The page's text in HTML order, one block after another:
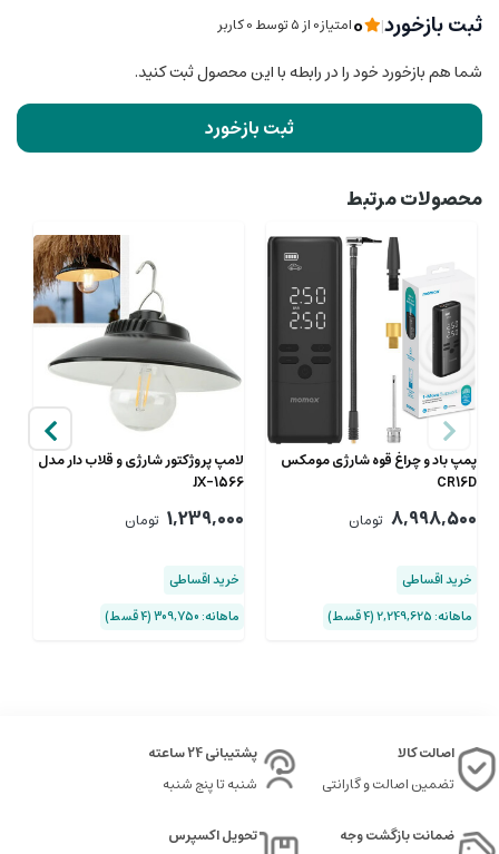
ثبت بازخورد|
0امتیاز0 از ۵ توسط 0 کاربر
شما هم بازخورد خود را در رابطه با این محصول ثبت کنید.
ثبت بازخورد
محصولات مرتبط
پمپ باد و چراغ قوه شارژی مومکس
CR16D
8,998,500 تومان
خرید اقساطی
ماهانه: 2,249,625 (۴ قسط)
لامپ پروژکتور شارژی و قلاب دار مدل
JX-1566
1,239,000 تومان
خرید اقساطی
ماهانه: 309,750 (۴ قسط)
اصالت کالا
تضمین اصالت و گارانتی
پشتیبانی 24 ساعته
شنبه تا پنج شنبه
ضمانت بازگشت وجه
تحویل اکسپرس